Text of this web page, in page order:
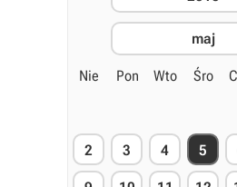
maj
Nie Pon Wto Śro
2 3 4 5